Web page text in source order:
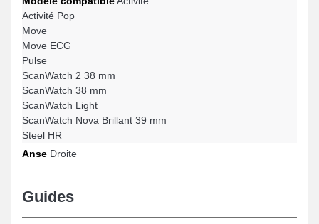
Activité Pop
Move
Move ECG
Pulse
ScanWatch 2 38 mm
ScanWatch 38 mm
ScanWatch Light
ScanWatch Nova Brillant 39 mm
Steel HR
Anse Droite
Guides